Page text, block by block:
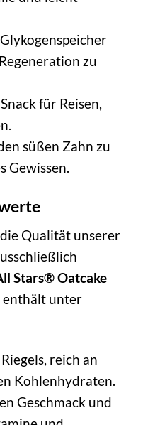
zu
für Reisen,
süßen Zahn zu
Gewissen.
Qualität unserer
Stars® Oatcake
enthält unter
reich an
Kohlenhydraten.
Geschmack und